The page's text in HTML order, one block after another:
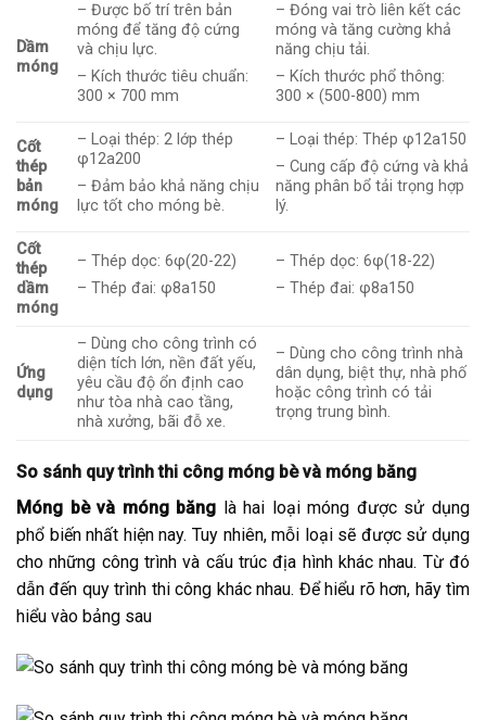
Dầm
móng
– Được bố trí trên bản
móng để tăng độ cứng
và chịu lực.
– Kích thước tiêu chuẩn:
300 × 700 mm
– Đóng vai trò liên kết các
móng và tăng cường khả
năng chịu tải.
– Kích thước phổ thông:
300 × (500-800) mm
Cốt
thép
bản
móng
– Loại thép: 2 lớp thép
φ12a200
– Đảm bảo khả năng chịu
lực tốt cho móng bè.
– Loại thép: Thép φ12a150
– Cung cấp độ cứng và khả
năng phân bổ tải trọng hợp
lý.
Cốt
thép
dầm
móng
– Thép dọc: 6φ(20-22)
– Thép đai: φ8a150
– Thép dọc: 6φ(18-22)
– Thép đai: φ8a150
Ứng
dụng
– Dùng cho công trình có
diện tích lớn, nền đất yếu,
yêu cầu độ ổn định cao
như tòa nhà cao tầng,
nhà xưởng, bãi đỗ xe.
– Dùng cho công trình nhà
dân dụng, biệt thự, nhà phố
hoặc công trình có tải
trọng trung bình.
So sánh quy trình thi công móng bè và móng băng
Móng bè và móng băng là hai loại móng được sử dụng
phổ biến nhất hiện nay. Tuy nhiên, mỗi loại sẽ được sử dụng
cho những công trình và cấu trúc địa hình khác nhau. Từ đó
dẫn đến quy trình thi công khác nhau. Để hiểu rõ hơn, hãy tìm
hiểu vào bảng sau